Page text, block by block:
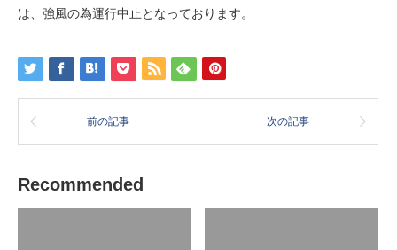
は、強風の為運行中止となっております。
前の記事 次の記事
Recommended